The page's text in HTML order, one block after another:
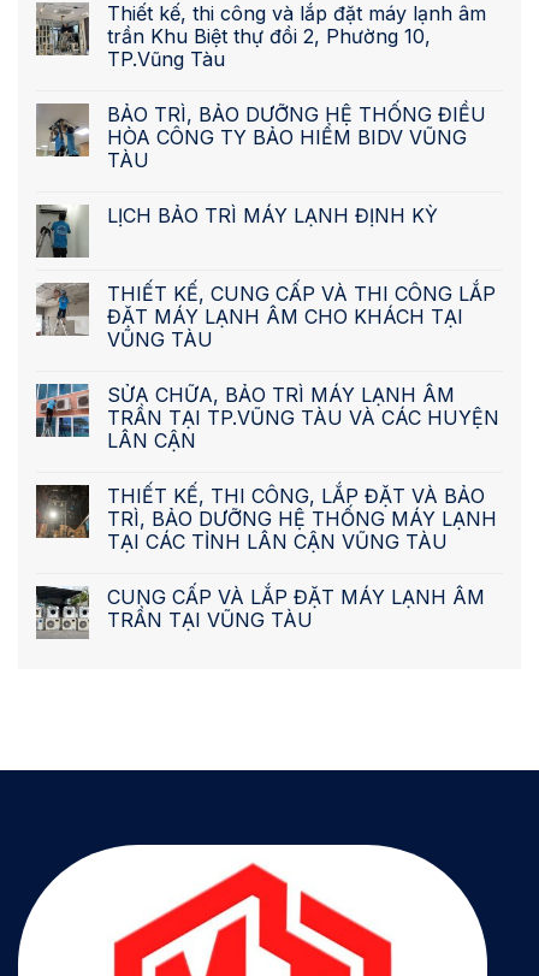
Thiết kế, thi công và lắp đặt máy lạnh âm
trần Khu Biệt thự đồi 2, Phường 10,
TP.Vũng Tàu
BẢO TRÌ, BẢO DƯỠNG HỆ THỐNG ĐIỀU
HÒA CÔNG TY BẢO HIỂM BIDV VŨNG
TÀU
LỊCH BẢO TRÌ MÁY LẠNH ĐỊNH KỲ
THIẾT KẾ, CUNG CẤP VÀ THI CÔNG LẮP
ĐẶT MÁY LẠNH ÂM CHO KHÁCH TẠI
VŨNG TÀU
SỬA CHỮA, BẢO TRÌ MÁY LẠNH ÂM
TRẦN TẠI TP.VŨNG TÀU VÀ CÁC HUYỆN
LÂN CẬN
THIẾT KẾ, THI CÔNG, LẮP ĐẶT VÀ BẢO
TRÌ, BẢO DƯỠNG HỆ THỐNG MÁY LẠNH
TẠI CÁC TỈNH LÂN CẬN VŨNG TÀU
CUNG CẤP VÀ LẮP ĐẶT MÁY LẠNH ÂM
TRẦN TẠI VŨNG TÀU